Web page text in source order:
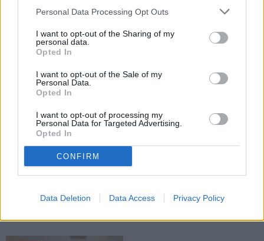
Personal Data Processing Opt Outs
I want to opt-out of the Sharing of my
personal data.
Opted In
I want to opt-out of the Sale of my
Personal Data.
Opted In
I want to opt-out of processing my
Personal Data for Targeted Advertising.
Opted In
CONFIRM
Data Deletion Data Access Privacy Policy
Fălticeni în sediul recent restaurat
implică cheltuieli de circa 1 milion
Angajații Substației Fălticeni au
litru. Prețurile la stațiile de
carburanți din Fălticeni continuă să